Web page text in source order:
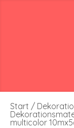
Start /
multicolor